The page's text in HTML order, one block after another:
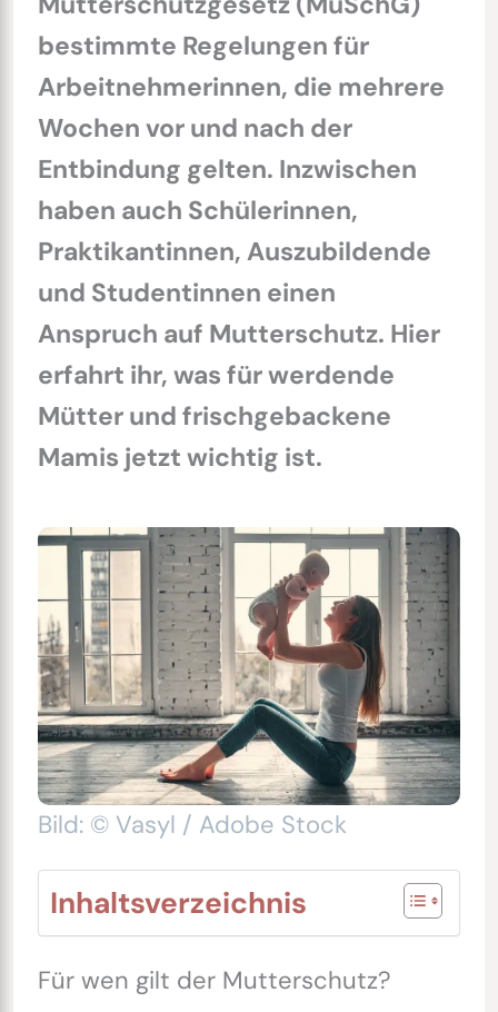
bestimmte Regelungen für
Arbeitnehmerinnen, die mehrere
Wochen vor und nach der
Entbindung gelten. Inzwischen
haben auch Schülerinnen,
Praktikantinnen, Auszubildende
und Studentinnen einen
Anspruch auf Mutterschutz. Hier
erfahrt ihr, was für werdende
Mütter und frischgebackene
Mamis jetzt wichtig ist.
Bild: © Vasyl / Adobe Stock
Inhaltsverzeichnis
Für wen gilt der Mutterschutz?